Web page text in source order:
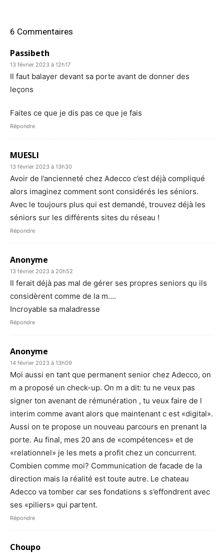
6 Commentaires
Passibeth
13 février 2023 à 12h17
Il faut balayer devant sa porte avant de donner des
leçons
Faites ce que je dis pas ce que je fais
Répondre
MUESLI
13 février 2023 à 13h30
Avoir de l’ancienneté chez Adecco c’est déjà compliqué
alors imaginez comment sont considérés les séniors.
Avec le toujours plus qui est demandé, trouvez déjà les
séniors sur les différents sites du réseau !
Répondre
Anonyme
13 février 2023 à 20h52
Il ferait déjà pas mal de gérer ses propres seniors qu ils
considèrent comme de la m….
Incroyable sa maladresse
Répondre
Anonyme
14 février 2023 à 13h09
Moi aussi en tant que permanent senior chez Adecco, on
m a proposé un check-up. On m a dit: tu ne veux pas
signer ton avenant de rémunération , tu veux faire de l
interim comme avant alors que maintenant c est «digital».
Aussi on te propose un nouveau parcours en prenant la
porte. Au final, mes 20 ans de «compétences» et de
«relationnel» je les mets a profit chez un concurrent.
Combien comme moi? Communication de facade de la
direction mais la réalité est toute autre. Le chateau
Adecco va tomber car ses fondations s s’effondrent avec
ses «piliers» qui partent.
Répondre
Choupo